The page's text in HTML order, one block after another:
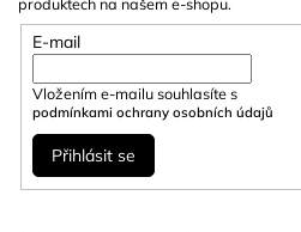
E-mail
Vložením e-mailu souhlasíte s
podmínkami ochrany osobních údajů
Přihlásit se